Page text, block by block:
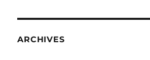
ARCHIVES